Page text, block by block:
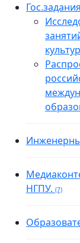
Гос.задания
НГПУ. (7)